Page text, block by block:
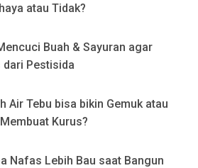
atau Tidak?
Buah & Sayuran agar
dari Pestisida
Air Tebu bisa bikin Gemuk atau
Kurus?
Nafas Lebih Bau saat Bangun